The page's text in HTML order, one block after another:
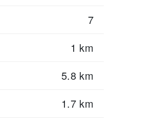
7
1 km
5.8 km
1.7 km